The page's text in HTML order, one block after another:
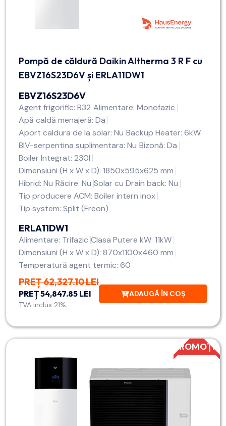
Pompă de căldură Daikin Altherma 3 R F cu
EBVZ16S23D6V și ERLA11DW1
EBVZ16S23D6V
Agent frigorific: R32 Alimentare: Monofazic
Apă caldă menajeră: Da
Aport caldura de la solar: Nu Backup Heater: 6kW
BIV-serpentina suplimentara: Nu Bizonă: Da
Boiler Integrat: 230l
Dimensiuni (H x W x D): 1850x595x625 mm
Hibrid: Nu Răcire: Nu Solar cu Drain back: Nu
Tip producere ACM: Boiler intern inox
Tip system: Split (Freon)
ERLA11DW1
Alimentare: Trifazic Clasa Putere kW: 11kW
Dimensiuni (H x W x D): 870x1100x460 mm
Temperatură agent termic: 60
PREȚ 62,327.10 LEI
PREȚ 54,847.85 LEI
TVA inclus 21%
ADAUGĂ ÎN COȘ
PROMOȚIE